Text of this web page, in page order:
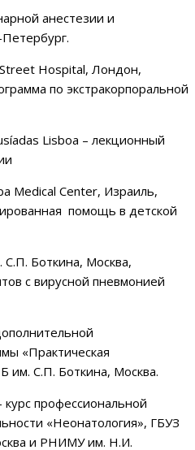
анестезии и
Hospital, Лондон,
по экстракорпоральной
Lisboa – лекционный
Medical Center, Израиль,
помощь в детской
Боткина, Москва,
с вирусной пневмонией
«Практическая
им. С.П. Боткина, Москва.
профессиональной
«Неонатология», ГБУЗ
и РНИМУ им. Н.И.